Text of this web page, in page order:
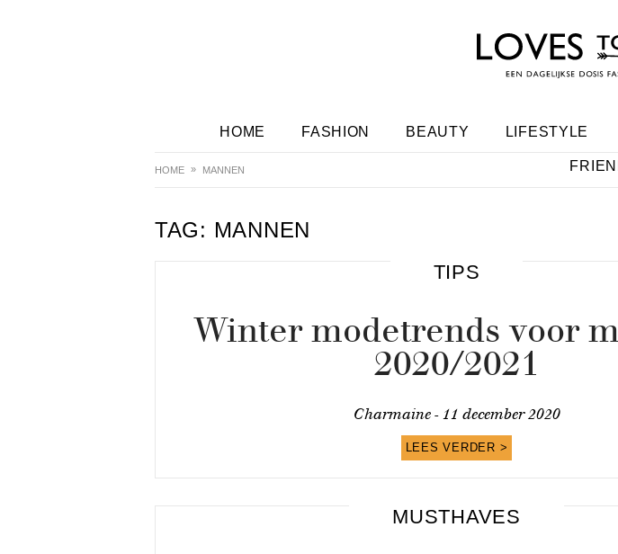
HOME FASHION BEAUTY LIFESTYLE
HOME MANNEN
TAG: MANNEN
TIPS
Winter modetrends voor
2020/2021
Charmaine - 11 december 2020
LEES VERDER >
MUSTHAVES